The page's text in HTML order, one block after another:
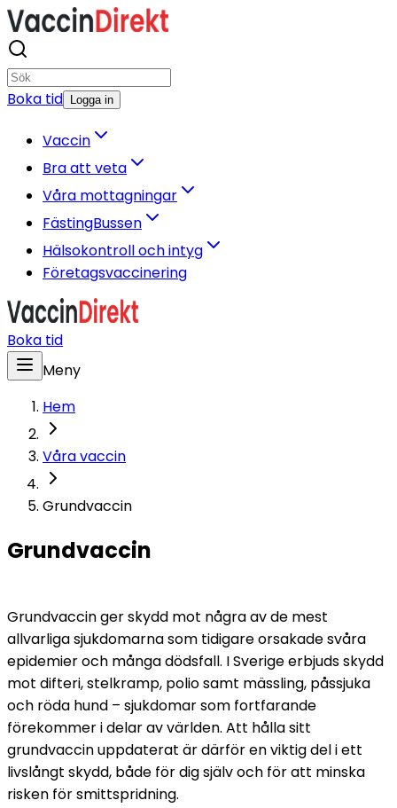
Boka tid Logga in
Vaccin
Bra att veta
Våra mottagningar
FästingBussen
Hälsokontroll och intyg
Företagsvaccinering
Boka tid
Meny
Hem
Våra vaccin
Grundvaccin
Grundvaccin
Grundvaccin ger skydd mot några av de mest
allvarliga sjukdomarna som tidigare orsakade svåra
epidemier och många dödsfall. I Sverige erbjuds skydd
mot difteri, stelkramp, polio samt mässling, påssjuka
och röda hund – sjukdomar som fortfarande
förekommer i delar av världen. Att hålla sitt
grundvaccin uppdaterat är därför en viktig del i ett
livslångt skydd, både för dig själv och för att minska
risken för smittspridning.